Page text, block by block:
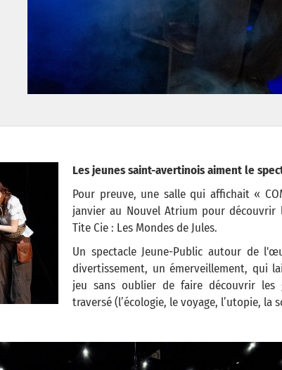
Les jeunes saint-avertinois aiment le
Pour preuve, une salle qui affichait «
janvier au Nouvel Atrium pour découvrir
Tite Cie : Les Mondes de Jules.
Un spectacle Jeune-Public autour de
divertissement, un émerveillement, qui
jeu sans oublier de faire découvrir les
traversé (l’écologie, le voyage, l’utopie, la